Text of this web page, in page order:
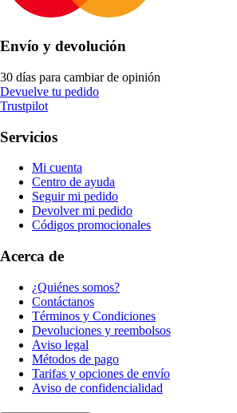
Envío y devolución
30 días para cambiar de opinión
Devuelve tu pedido
Trustpilot
Servicios
Mi cuenta
Centro de ayuda
Seguir mi pedido
Devolver mi pedido
Códigos promocionales
Acerca de
¿Quiénes somos?
Contáctanos
Términos y Condiciones
Devoluciones y reembolsos
Aviso legal
Métodos de pago
Tarifas y opciones de envío
Aviso de confidencialidad